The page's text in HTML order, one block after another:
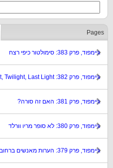
Pages
גיימפוד, פרק 383: סימולטור כיפי רצח
גיימפוד, פרק 382: First Light, Middle Light, Twilight, Last Light
גיימפוד, פרק 381: האם זה סורה?
גיימפוד, פרק 380: לא סופר מריו וורלד
גיימפוד, פרק 379: הערות מאנשים ברחוב